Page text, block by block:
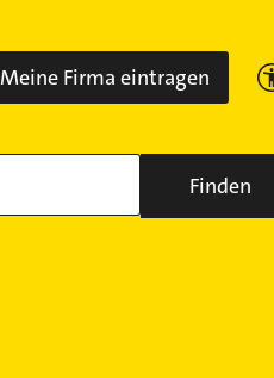
Meine Firma eintragen
Finden